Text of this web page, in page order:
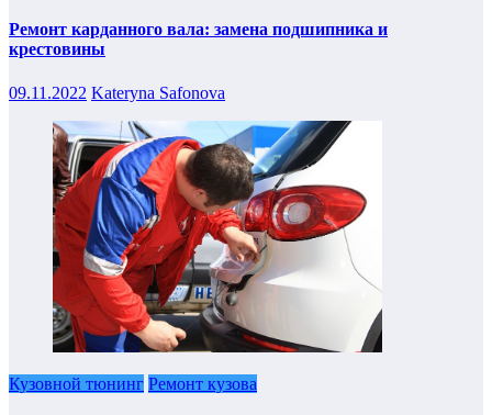
Ремонт карданного вала: замена подшипника и
крестовины
09.11.2022 Kateryna Safonova
Кузовной тюнинг Ремонт кузова